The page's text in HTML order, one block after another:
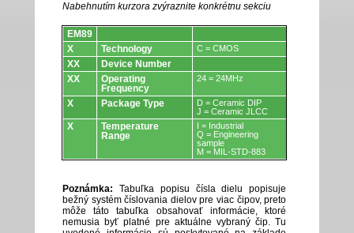
Nabehnutím kurzora zvýraznite konkrétnu sekciu
Obvody.
EM89
X
Technology C = CMOS
XX
Device Number
XX
Operating
Frequency
24 = 24MHz
X Package Type
D = Ceramic DIP
J = Ceramic JLCC
X
Temperature
Range
I = Industrial
Q = Engineering
sample
M = MIL-STD-883
Poznámka: Tabuľka popisu čísla dielu popisuje
bežný systém číslovania dielov pre viac čipov, preto
môže táto tabuľka obsahovať informácie, ktoré
nemusia byť platné pre aktuálne vybraný čip. Tu